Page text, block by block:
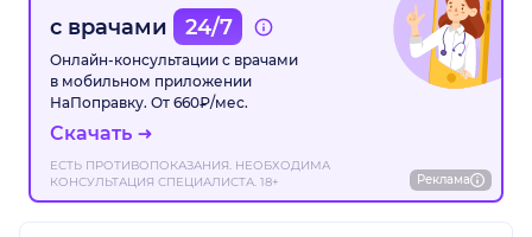
с врачами
24/7
Онлайн-консультации с врачами
в мобильном приложении
НаПоправку. От 660₽/мес.
Скачать
ЕСТЬ ПРОТИВОПОКАЗАНИЯ. НЕОБХОДИМА
КОНСУЛЬТАЦИЯ СПЕЦИАЛИСТА. 18+
Реклама